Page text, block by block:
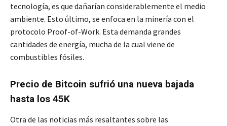
tecnología, es que dañarían considerablemente el medio
ambiente. Esto último, se enfoca en la minería con el
protocolo Proof-of-Work. Esta demanda grandes
cantidades de energía, mucha de la cual viene de
combustibles fósiles.
Precio de Bitcoin sufrió una nueva bajada
hasta los 45K
Otra de las noticias más resaltantes sobre las